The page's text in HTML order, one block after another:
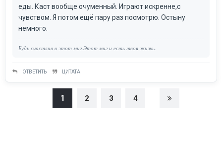
еды. Каст вообще очуменный. Играют искренне,с
чувством. Я потом ещё пару раз посмотрю. Остыну
немного.
Будь счастлив в этот миг.Этот миг и есть твоя жизнь.
ОТВЕТИТЬ ЦИТАТА
1 2 3 4